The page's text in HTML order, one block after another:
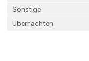
Sonstige
Übernachten